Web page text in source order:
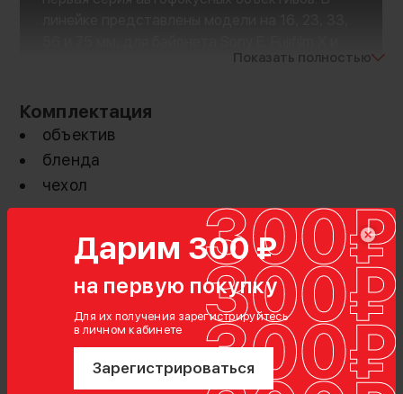
Дарим 300 ₽
на первую покупку
Для их получения зарегистрируйтесь
в личном кабинете
Зарегистрироваться
Nikon Z, да еще и в трёх цветовых решениях!
Сверхбыстрая диафрагма F1.2
Показать полностью
Комплектация
объектив
бленда
чехол